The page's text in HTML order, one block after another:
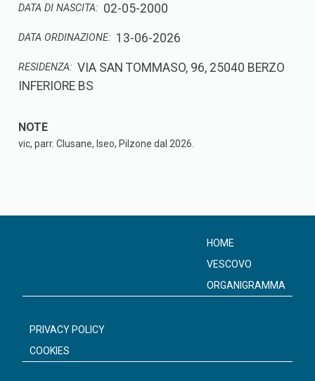
DATA DI NASCITA: 02-05-2000
DATA ORDINAZIONE: 13-06-2026
RESIDENZA: VIA SAN TOMMASO, 96, 25040 BERZO
INFERIORE BS
vic, parr. Clusane, Iseo, Pilzone dal 2026.
HOME
VESCOVO
ORGANIGRAMMA
PRIVACY POLICY
COOKIES